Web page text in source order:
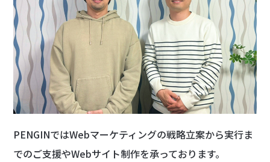
PENGINではWebマーケティングの戦略立案から実行ま
でのご支援やWebサイト制作を承っております。